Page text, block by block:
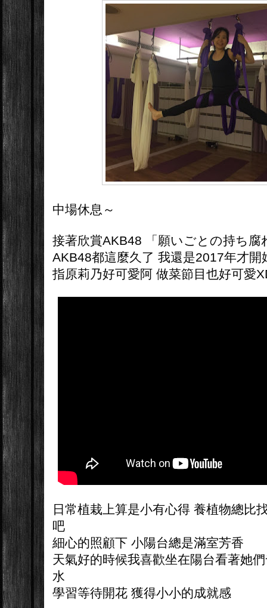
中場休息～
接著欣賞AKB48 「願いごとの持ち腐
AKB48都這麼久了 我還是2017年才開
指原莉乃好可愛阿 做菜節目也好可愛
日常植栽上算是小有心得 養植物總比
吧
細心的照顧下 小陽台總是滿室芳香
天氣好的時候我喜歡坐在陽台看著她
水
學習等待開花 獲得小小的成就感